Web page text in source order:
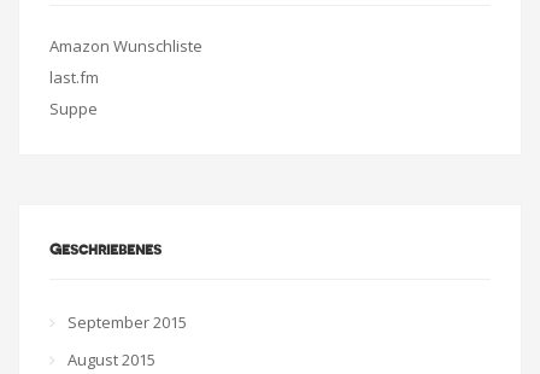
Amazon Wunschliste
last.fm
Suppe
Geschriebenes
September 2015
August 2015